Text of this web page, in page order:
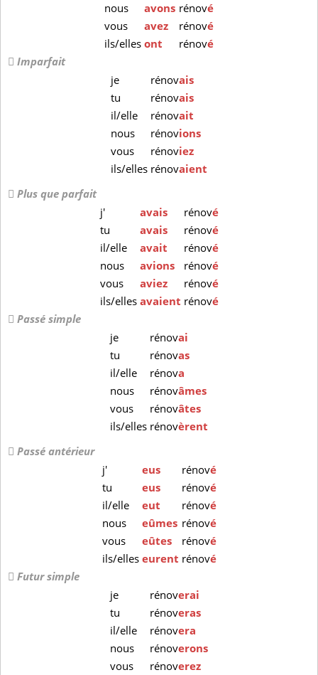
nous
avons rénové
vous
avez rénové
ils/ellesont rénové
Imparfait
je
rénovais
tu
rénovais
il/elle
rénovait
nous
rénovions
vous
rénoviez
ils/elles rénovaient
Plus que parfait
j'
avais rénové
tu
avais rénové
il/elle
avait rénové
nous
avions rénové
vous
aviez rénové
ils/elles avaient rénové
Passé simple
je
rénovai
tu
rénovas
il/elle
rénova
nous
rénovâmes
vous
rénovâtes
ils/elles rénovèrent
Passé antérieur
j'
eus rénové
tu
eus rénové
il/elle
eut rénové
nous
eûmes rénové
vous
eûtes rénové
ils/elles eurent rénové
Futur simple
je
rénoverai
tu
rénoveras
il/elle
rénovera
nous
rénoverons
vous
rénoverez